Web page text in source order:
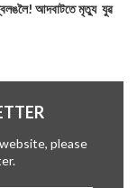
আদবাটতে মৃত্যু যুৱ
please